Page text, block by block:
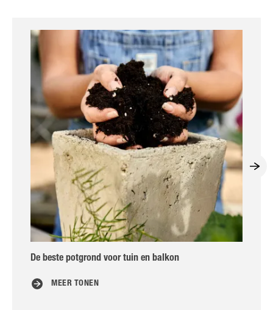
De beste potgrond voor tuin en balkon
MEER TONEN